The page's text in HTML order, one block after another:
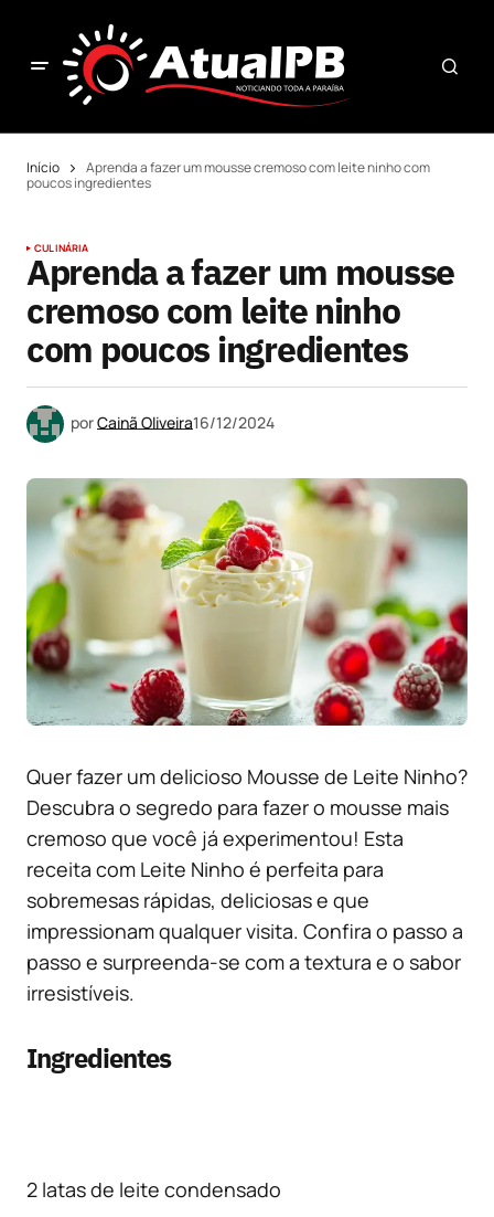
Início
Aprenda a fazer um mousse cremoso com leite ninho com
poucos ingredientes
CULINÁRIA
Aprenda a fazer um mousse
cremoso com leite ninho
com poucos ingredientes
porCainã Oliveira16/12/2024
Quer fazer um delicioso Mousse de Leite Ninho?
Descubra o segredo para fazer o mousse mais
cremoso que você já experimentou! Esta
receita com Leite Ninho é perfeita para
sobremesas rápidas, deliciosas e que
impressionam qualquer visita. Confira o passo a
passo e surpreenda-se com a textura e o sabor
irresistíveis.
Ingredientes
2 latas de leite condensado